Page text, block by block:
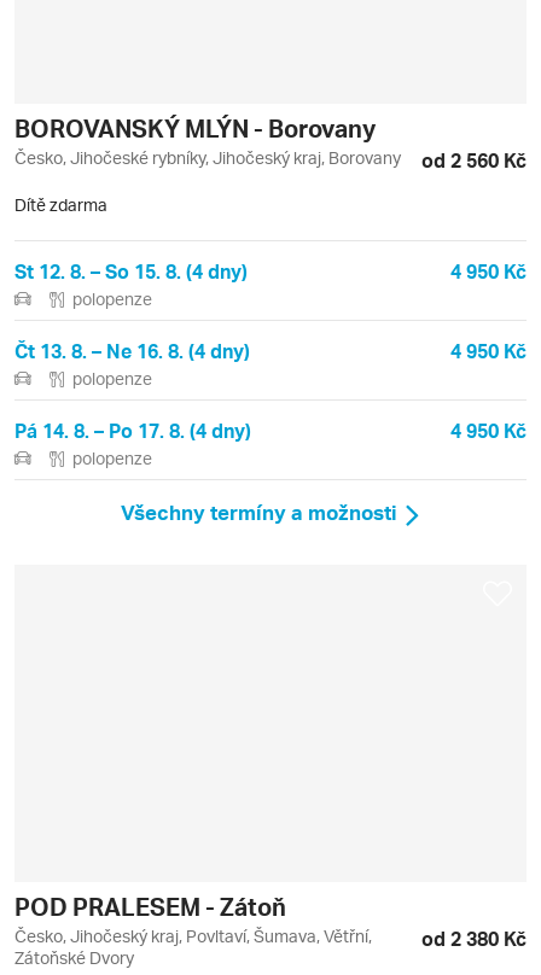
BOROVANSKÝ MLÝN - Borovany
Česko, Jihočeské rybníky, Jihočeský kraj, Borovany od 2 560 Kč
Dítě zdarma
St 12. 8. – So 15. 8. (4 dny) 4 950 Kč
polopenze
Čt 13. 8. – Ne 16. 8. (4 dny) 4 950 Kč
polopenze
Pá 14. 8. – Po 17. 8. (4 dny) 4 950 Kč
polopenze
Všechny termíny a možnosti
POD PRALESEM - Zátoň
Česko, Jihočeský kraj, Povltaví, Šumava, Větřní,
Zátoňské Dvory
od 2 380 Kč